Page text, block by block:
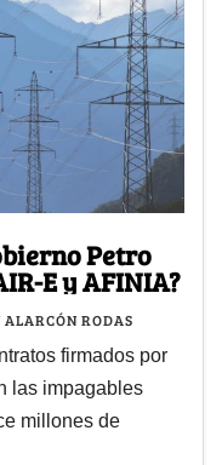
Petro
E y AFINIA?
RODAS
firmados por
las impagables
millones de